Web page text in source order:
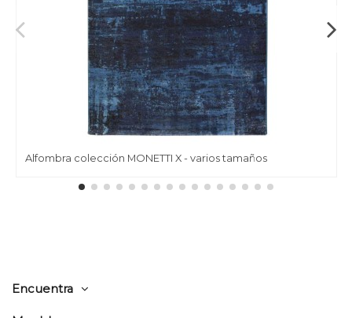
Alfombra colección MONETTI X - varios tamaños
Encuentra